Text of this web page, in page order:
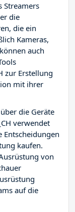
Streamers
die
die ein
Kameras,
auch
zur Erstellung
mit ihrer
die Geräte
verwendet
kaufen.
von
auf die